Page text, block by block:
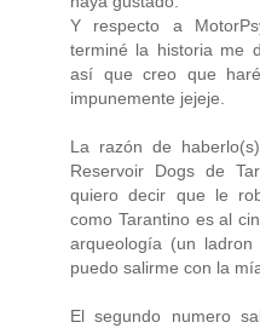
Y respecto a
terminé la historia me
así que creo que
impunemente jejeje.
La razón de
Reservoir Dogs de
quiero decir que le
como Tarantino es al
arqueología (un
puedo salirme con la
El segundo numero